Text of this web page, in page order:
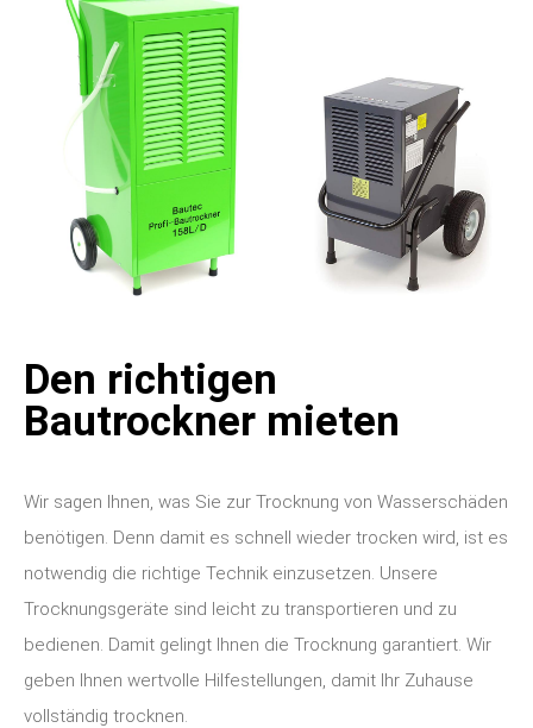
Den richtigen
Bautrockner mieten
Wir sagen Ihnen, was Sie zur Trocknung von Wasserschäden
benötigen. Denn damit es schnell wieder trocken wird, ist es
notwendig die richtige Technik einzusetzen. Unsere
Trocknungsgeräte sind leicht zu transportieren und zu
bedienen. Damit gelingt Ihnen die Trocknung garantiert. Wir
geben Ihnen wertvolle Hilfestellungen, damit Ihr Zuhause
vollständig trocknen.